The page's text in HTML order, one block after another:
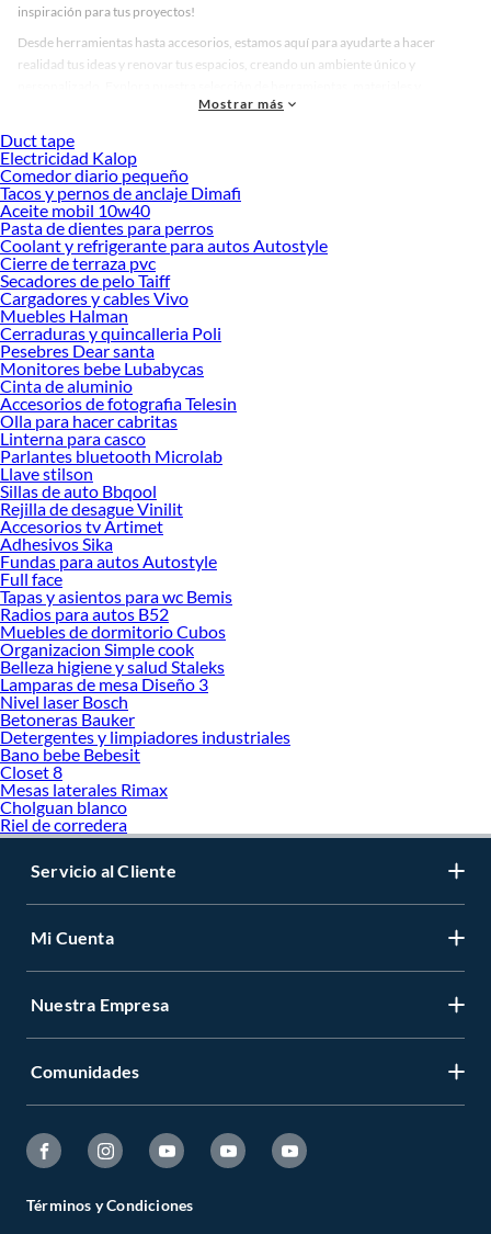
inspiración para tus proyectos!
Desde herramientas hasta accesorios, estamos aquí para ayudarte a hacer
realidad tus ideas y renovar tus espacios, creando un ambiente único y
accesorios de calidad que te ayudarán a crear un espacio más tú.
Desde remodelaciones hasta proyectos de decoración, estamos aquí para hacer
tus ideas realidad. ¡Visítanos y encuentra todo lo que tenemos para ofrecerte en
Camas infantiles!
Explora la variedad de productos de Camas infantiles en Sodimac
Herramientas, materiales y accesorios de calidad para tus proyectos y
renovación de espacios. ¡Visítanos y descubre todo lo que tenemos para
ofrecerte!
Encuentra una amplia variedad de productos de Camas infantiles en Sodimac.
Encuentra todo lo necesario para tus proyectos de renovación y decoración.
¡Visítanos y haz tus ideas realidad!
Mostrar más
Duct tape
Electricidad Kalop
Comedor diario pequeño
Tacos y pernos de anclaje Dimafi
Aceite mobil 10w40
Pasta de dientes para perros
Coolant y refrigerante para autos Autostyle
Cierre de terraza pvc
Secadores de pelo Taiff
Cargadores y cables Vivo
Muebles Halman
Cerraduras y quincalleria Poli
Pesebres Dear santa
Monitores bebe Lubabycas
Cinta de aluminio
Accesorios de fotografia Telesin
Olla para hacer cabritas
Linterna para casco
Parlantes bluetooth Microlab
Llave stilson
Sillas de auto Bbqool
Rejilla de desague Vinilit
Accesorios tv Artimet
Adhesivos Sika
Fundas para autos Autostyle
Full face
Tapas y asientos para wc Bemis
Radios para autos B52
Muebles de dormitorio Cubos
Organizacion Simple cook
Belleza higiene y salud Staleks
Lamparas de mesa Diseño 3
Nivel laser Bosch
Betoneras Bauker
Detergentes y limpiadores industriales
Bano bebe Bebesit
Closet 8
Mesas laterales Rimax
Cholguan blanco
Riel de corredera
Servicio al Cliente
Mi Cuenta
Nuestra Empresa
Comunidades
Términos y Condiciones